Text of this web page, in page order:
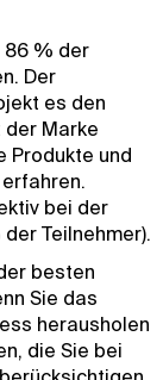
86 % der
Der
es den
Marke
Produkte und
bei der
Teilnehmer).
besten
Sie das
herausholen
die Sie bei